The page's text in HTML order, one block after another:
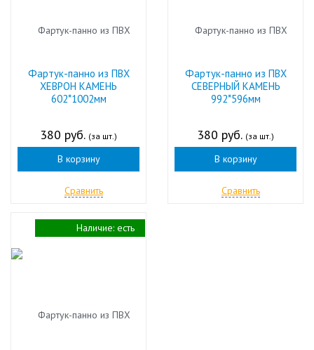
Фартук-панно из ПВХ
ХЕВРОН КАМЕНЬ
602*1002мм
380 руб. (за шт.)
В корзину
Сравнить
Фартук-панно из ПВХ
СЕВЕРНЫЙ КАМЕНЬ
992*596мм
380 руб. (за шт.)
В корзину
Сравнить
Наличие: есть